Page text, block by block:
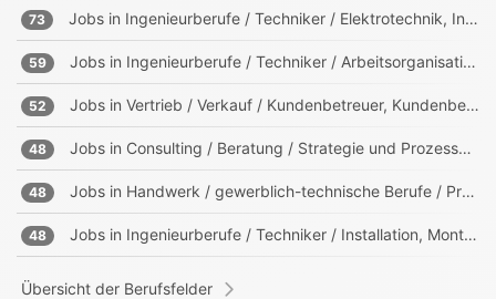
73 Jobs in Ingenieurberufe / Techniker / Elektrotechnik, Informationstechnik, Mechatronik
59 Jobs in Ingenieurberufe / Techniker / Arbeitsorganisation, Prozessorganisation
52 Jobs in Vertrieb / Verkauf / Kundenbetreuer, Kundenberater
48 Jobs in Consulting / Beratung / Strategie und Prozessberater
48 Jobs in Handwerk / gewerblich-technische Berufe / Produktion
48 Jobs in Ingenieurberufe / Techniker / Installation, Montage, Wartung
Übersicht der Berufsfelder